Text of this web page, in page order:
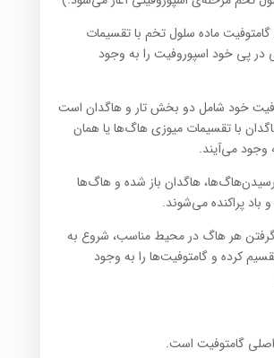
گامتوفیت ماده سلول تخم با تقسیمات
در پی خود اسپوروفیت را به وجود
خود شامل دو بخش تار و‌ هاگدان است
با تقسیمات میوزی ‌هاگ‌ها یا همان
وجود می‌آیند.
رسیدن‌هاگ‌ها،‌ هاگدان باز شده و‌ هاگ‌ها
پراکنده می‌شوند.
گرفتن هر ‌هاگ در محیط مناسب، شروع به
کرده و گامتوفیت‌ها را به وجود
گامتوفیت است.